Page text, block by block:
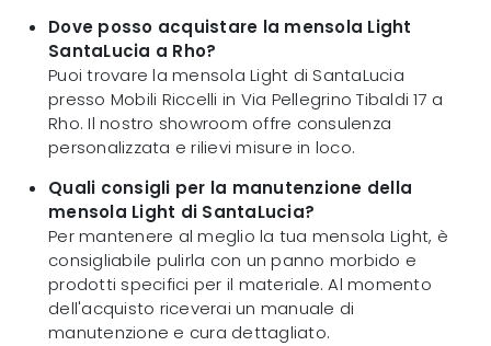
Dove posso acquistare la mensola Light
SantaLucia a Rho?
Puoi trovare la mensola Light di SantaLucia
presso Mobili Riccelli in Via Pellegrino Tibaldi 17 a
Rho. Il nostro showroom offre consulenza
personalizzata e rilievi misure in loco.
Quali consigli per la manutenzione della
mensola Light di SantaLucia?
Per mantenere al meglio la tua mensola Light, è
consigliabile pulirla con un panno morbido e
prodotti specifici per il materiale. Al momento
dell'acquisto riceverai un manuale di
manutenzione e cura dettagliato.